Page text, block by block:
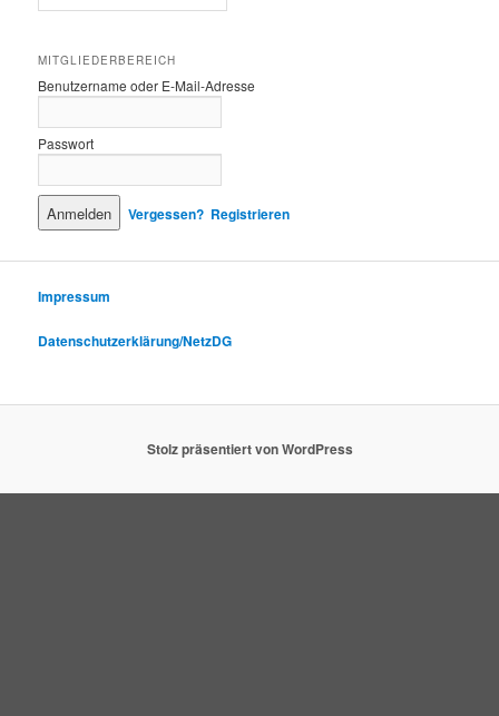
MITGLIEDERBEREICH
Benutzername oder E-Mail-Adresse
Passwort
Vergessen? Registrieren
Impressum
Datenschutzerklärung/NetzDG
Stolz präsentiert von WordPress